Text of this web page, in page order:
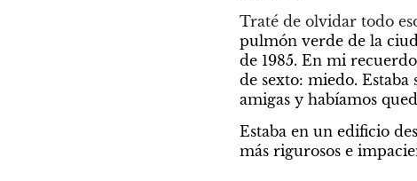
Traté de olvidar todo
pulmón verde de la
de 1985. En mi
de sexto: miedo.
amigas y habíamos
Estaba en un edificio
más rigurosos e